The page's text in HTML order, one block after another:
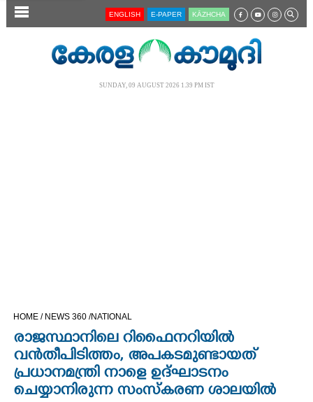
SECTIONS
OPINION
ENGLISH E-PAPER KĀZHCHA
SUNDAY, 09 AUGUST 2026 1.39 PM IST
HOME / NEWS 360 /NATIONAL
രാജസ്ഥാനിലെ റിഫൈനറിയിൽ
വൻതീപിടിത്തം,​ അപകടമുണ്ടായത്
പ്രധാനമന്ത്രി നാളെ ഉദ്ഘാടനം
ചെയ്യാനിരുന്ന സംസ്കരണ ശാലയിൽ